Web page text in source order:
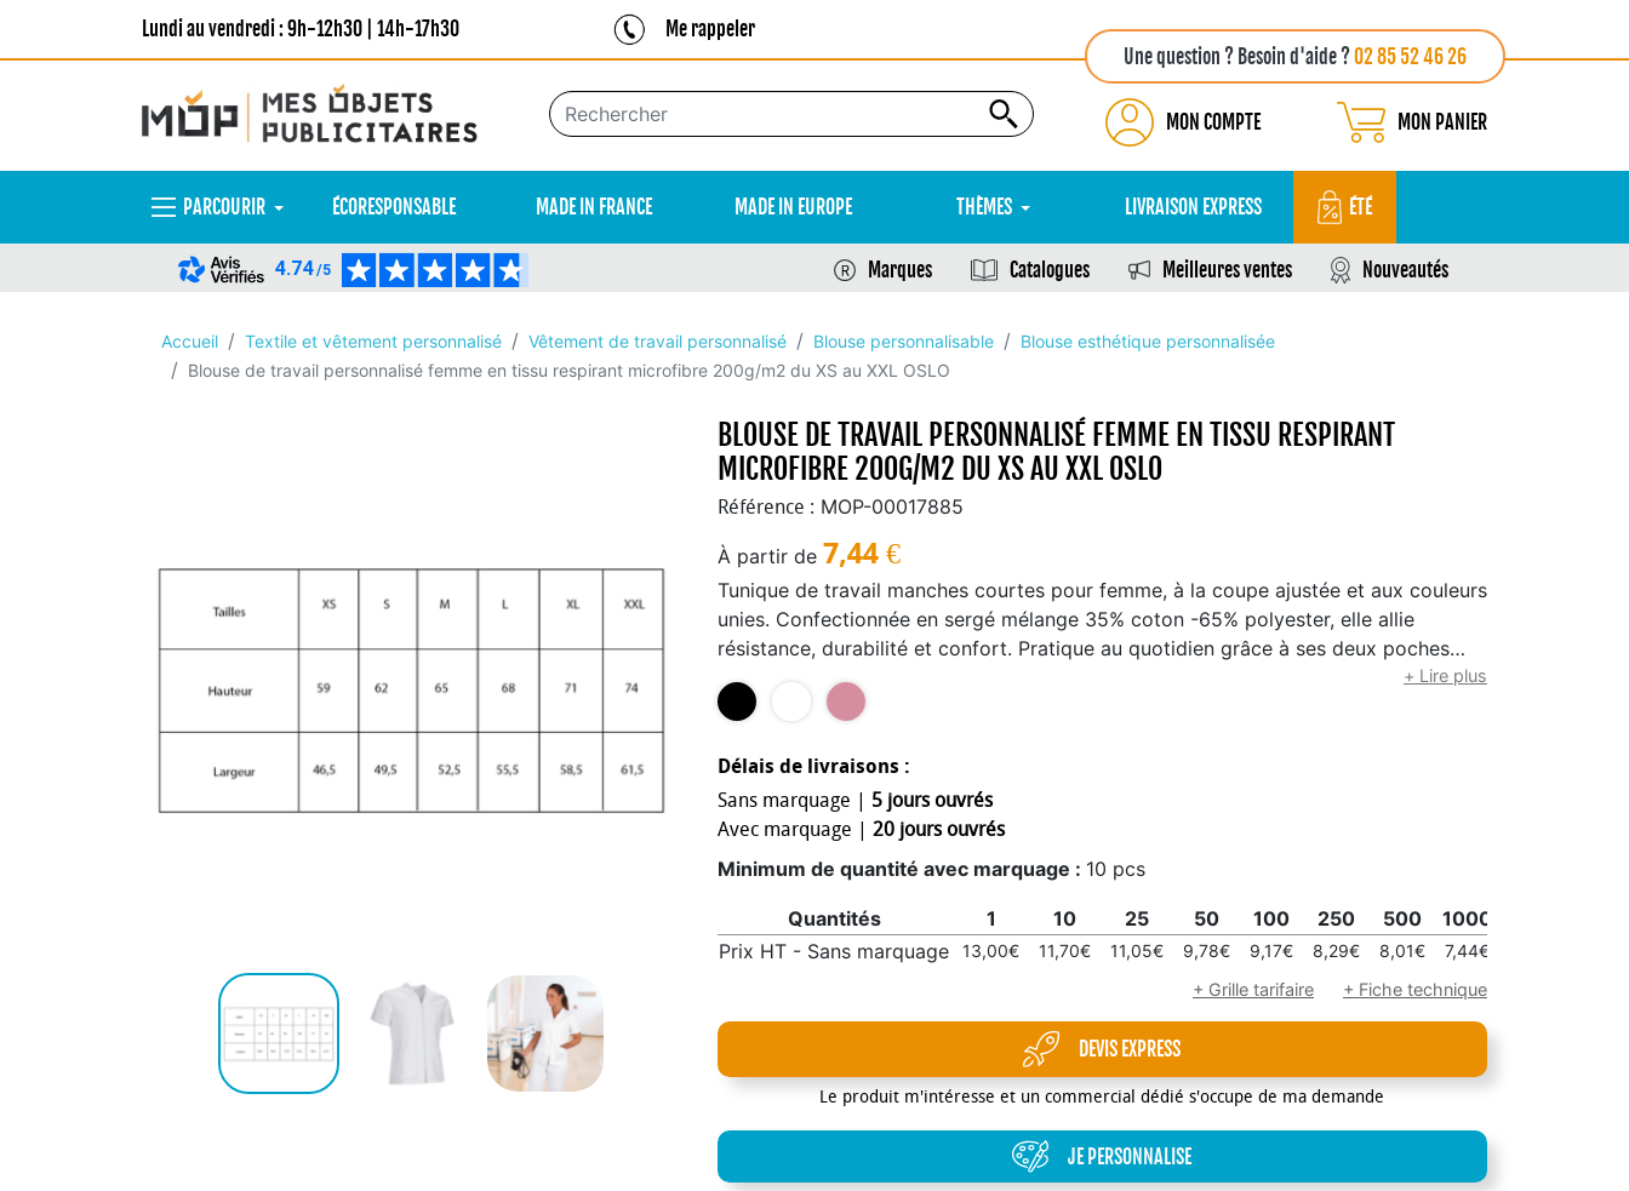
Lundi au vendredi : 9h-12h30 | 14h-17h30
Me rappeler
Une question ? Besoin d'aide ?02 85 52 46 26
MON COMPTE MON PANIER
PARCOURIR ÉCORESPONSABLE MADE IN FRANCE MADE IN EUROPE THÈMES LIVRAISON EXPRESS ÉTÉ
4.74/5 Marques Catalogues Meilleures ventes Nouveautés
Accueil Textile et vêtement personnalisé Vêtement de travail personnalisé Blouse personnalisable
Blouse esthétique personnalisée
Blouse de travail personnalisé femme en tissu respirant microfibre 200g/m2 du XS au XXL OSLO
BLOUSE DE TRAVAIL PERSONNALISÉ FEMME EN TISSU RESPIRANT
MICROFIBRE 200G/M2 DU XS AU XXL OSLO
Référence : MOP-00017885
À partir de 7,44 €
Tunique de travail manches courtes pour femme, à la coupe ajustée et aux couleurs
unies. Confectionnée en sergé mélange 35% coton -65% polyester, elle allie
résistance, durabilité et confort. Pratique au quotidien grâce à ses deux poches
frontales, elle permet d’avoir l’essentiel toujours à portée de main. Son col haut en
V offre une allure élégante tout en garantissant fraîcheur et confort. Le zip central,
tenue de travail, vêtement médical ou uniforme d’esthétique.
+ Lire plus
Délais de livraisons :
Sans marquage | 5 jours ouvrés
Avec marquage | 20 jours ouvrés
Minimum de quantité avec marquage : 10 pcs
Quantités 1 10 25 50 100 250 500
1000
Prix HT - Sans marquage
13,00€ 11,70€ 11,05€ 9,78€ 9,17€ 8,29€ 8,01€
7,44€
+ Grille tarifaire
+ Fiche technique
DEVIS EXPRESS
Le produit m'intéresse et un commercial dédié s'occupe de ma demande
JE PERSONNALISE